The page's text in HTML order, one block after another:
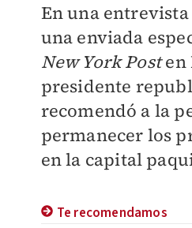
En una
una enviada
New York Posten
presidente
recomendó a la
permanecer los
en la capital
Te recomendamos